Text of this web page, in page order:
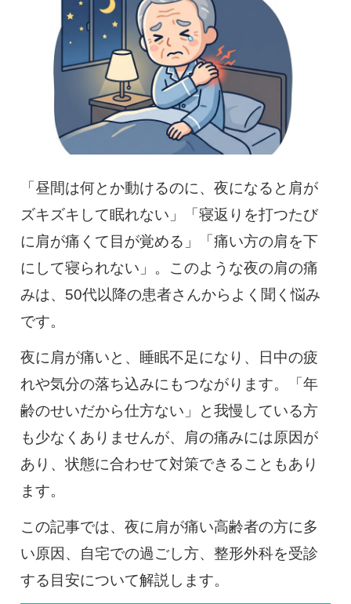
慢性疼痛
症例
よくある質問
クリニック紹介
お知らせ 採用情報 コラム
予約フォーム
0120-117-560
※上記電話番号をタップで電話が繋がります
電話受付時間：月〜金／9:00〜16:30（土日祝休）
「昼間は何とか動けるのに、夜になると肩が
ズキズキして眠れない」「寝返りを打つたび
に肩が痛くて目が覚める」「痛い方の肩を下
にして寝られない」。このような夜の肩の痛
みは、50代以降の患者さんからよく聞く悩み
です。
夜に肩が痛いと、睡眠不足になり、日中の疲
れや気分の落ち込みにもつながります。「年
齢のせいだから仕方ない」と我慢している方
も少なくありませんが、肩の痛みには原因が
あり、状態に合わせて対策できることもあり
ます。
この記事では、夜に肩が痛い高齢者の方に多
い原因、自宅での過ごし方、整形外科を受診
する目安について解説します。